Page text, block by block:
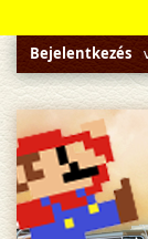
Bejelentkezés